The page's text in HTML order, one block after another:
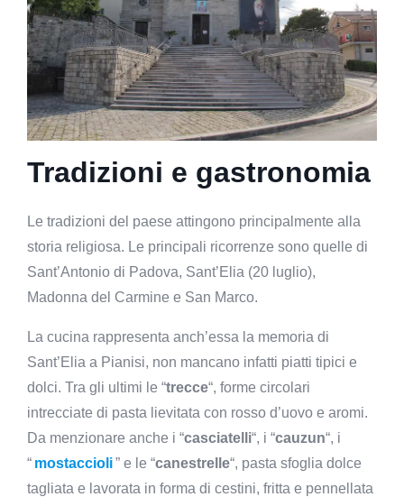
Tradizioni e gastronomia
Le tradizioni del paese attingono principalmente alla
storia religiosa. Le principali ricorrenze sono quelle di
Sant’Antonio di Padova, Sant’Elia (20 luglio),
Madonna del Carmine e San Marco.
La cucina rappresenta anch’essa la memoria di
Sant’Elia a Pianisi, non mancano infatti piatti tipici e
dolci. Tra gli ultimi le “trecce“, forme circolari
intrecciate di pasta lievitata con rosso d’uovo e aromi.
Da menzionare anche i “casciatelli“, i “cauzun“, i
“ mostaccioli” e le “canestrelle“, pasta sfoglia dolce
tagliata e lavorata in forma di cestini, fritta e pennellata